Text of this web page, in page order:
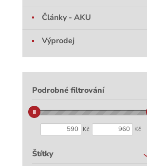
Články - AKU
Výprodej
Podrobné filtrování
Kč Kč
Štítky